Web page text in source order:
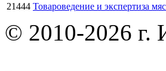
21444 Товароведение и экспертиза
© 2010-2026